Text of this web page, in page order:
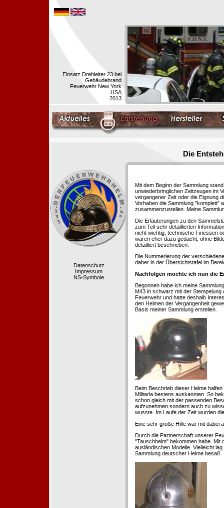
Einsatz Drehleiter 23 bei
Gebäudebrand
Feuerwehr New York
USA
2013
Die
Datenschutz
Impressum
NS-Symbole
Mit dem Beginn der Sammlung
unwiederbringlichen Zeitzeugen im
vergangener Zeit oder die Eignung
Vorhaben die Sammlung "komplett"
zusammenzustellen. Meine
Die Erläuterungen zu den
zum Teil sehr detaillierten
nicht wichtig, technische Finessen
waren eher dazu gedacht, ohne
detailliert beschrieben.
Die Nummerierung der
daher in der Übersichtstafel im
Nachfolgen möchte ich nun die
Begonnen habe ich meine
M43 in schwarz mit der Stempelung
Feuerwehr und hatte deshalb
den Helmen der Vergangenheit
Basis meiner Sammlung erstellen.
Beim Beschrieb dieser Helme
Militaria bestens auskannten. So
schon gleich mit der passenden
aufzunehmen sondern auch zu
wusste. Im Laufe der Zeit wurden
Eine sehr große Hilfe war mit dabei
Durch die Partnerschaft unserer
"Tauschhelm" bekommen habe. Mit
ausländischen Modelle. Vielleicht
Sammlung deutscher Helme besaß.